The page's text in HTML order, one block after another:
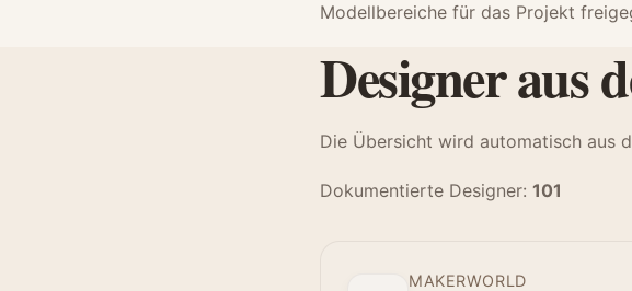
Modellbereiche für das Projekt
Designer aus
Die Übersicht wird automatisch aus
Dokumentierte Designer: 101
MAKERWORLD